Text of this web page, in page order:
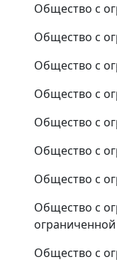
Общество с
Общество с
Общество с
Общество с
Общество с
Общество с
Общество с
Общество с
Общество с